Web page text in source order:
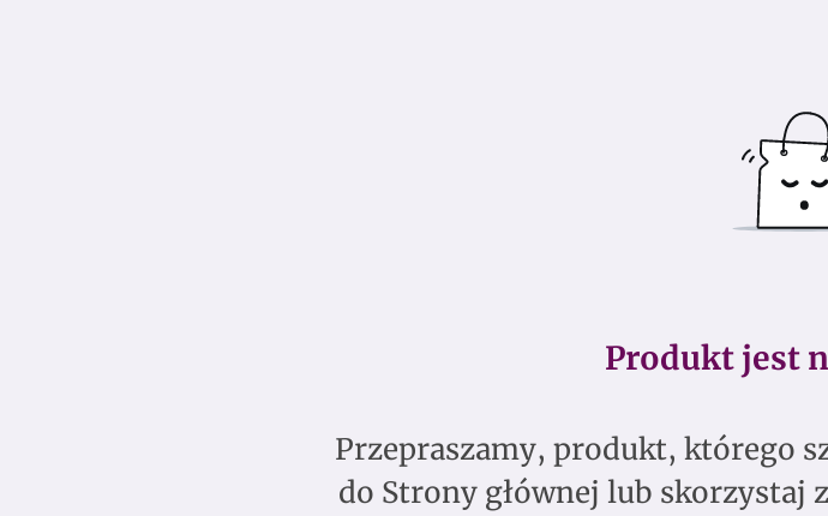
Produkt jest
Przepraszamy, produkt, którego
do Strony głównej lub skorzystaj